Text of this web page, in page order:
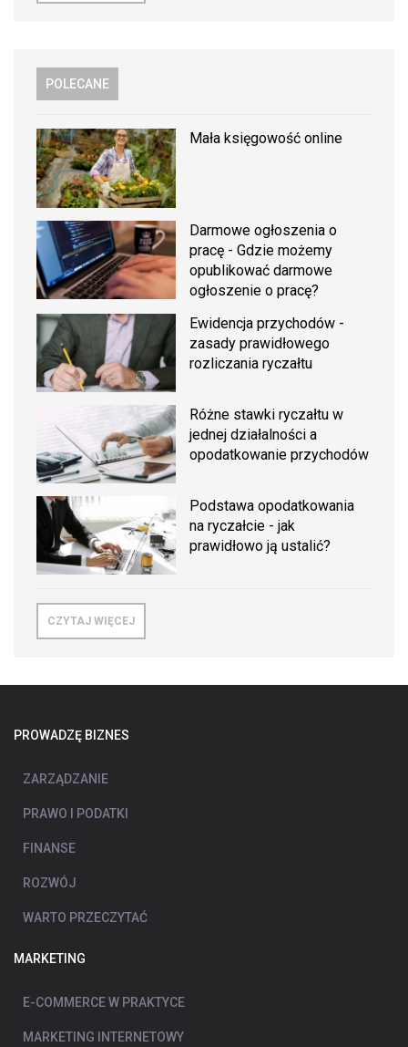
POLECANE
Mała księgowość online
Darmowe ogłoszenia o
pracę - Gdzie możemy
opublikować darmowe
ogłoszenie o pracę?
Ewidencja przychodów -
zasady prawidłowego
rozliczania ryczałtu
Różne stawki ryczałtu w
jednej działalności a
opodatkowanie przychodów
Podstawa opodatkowania
na ryczałcie - jak
prawidłowo ją ustalić?
CZYTAJ WIĘCEJ
PROWADZĘ BIZNES
ZARZĄDZANIE
PRAWO I PODATKI
FINANSE
ROZWÓJ
WARTO PRZECZYTAĆ
MARKETING
E-COMMERCE W PRAKTYCE
MARKETING INTERNETOWY